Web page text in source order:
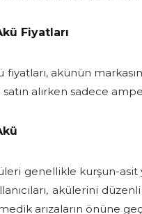
Fiyatları
fiyatları, akünün
alırken sadece
genellikle kurşun-
akülerini
arızaların önüne